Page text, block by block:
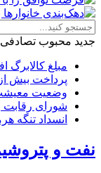
جدید محبوب تصادفی
مبلغ کالابرگ
پرداخت بیش از ۸ همت وام ازدواج به زوج‌های جوان توسط بانک ملی ایران
وضعیت معیشت
شورای رقابت
انسداد تنگه
نفت و